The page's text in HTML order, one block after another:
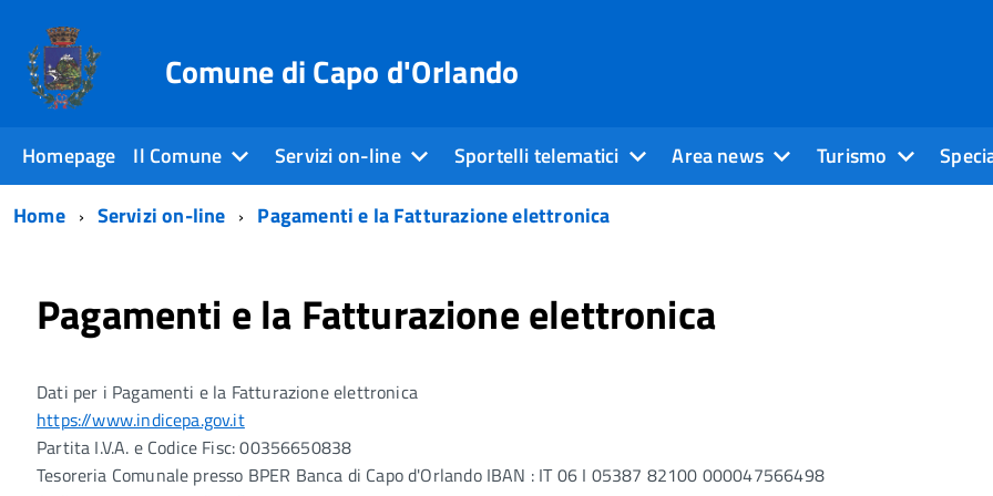
Comune di Capo d'Orlando
Homepage Il Comune Servizi on-line Sportelli telematici Area news Turismo
Home
Servizi on-line Pagamenti e la Fatturazione elettronica
Pagamenti e la Fatturazione elettronica
Dati per i Pagamenti e la Fatturazione elettronica
https://www.indicepa.gov.it
Partita I.V.A. e Codice Fisc: 00356650838
Tesoreria Comunale presso BPER Banca di Capo d'Orlando IBAN : IT 06 I 05387 82100 000047566498